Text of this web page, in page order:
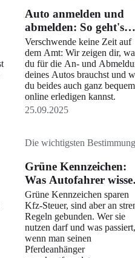
Auto anmelden und
abmelden: So geht's
ganz leicht
Verschwende keine Zeit auf
dem Amt: Wir zeigen dir,
du für die An- und
deines Autos brauchst und
du beides auch ganz bequem
online erledigen kannst.
25.09.2025
Die wichtigsten
Grüne Kennzeichen:
Was Autofahrer
müssen
Grüne Kennzeichen sparen
Kfz-Steuer, sind aber an
Regeln gebunden. Wer sie
nutzen darf und was passiert,
wenn man seinen
Pferdeanhänger